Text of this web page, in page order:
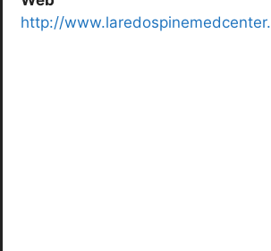
http://www.laredospinemedcenter